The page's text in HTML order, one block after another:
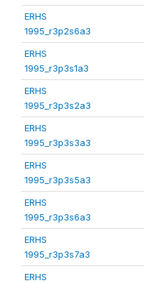
ERHS
1995_r3p2s6a3
ERHS
1995_r3p3s1a3
ERHS
1995_r3p3s2a3
ERHS
1995_r3p3s3a3
ERHS
1995_r3p3s5a3
ERHS
1995_r3p3s6a3
ERHS
1995_r3p3s7a3
ERHS